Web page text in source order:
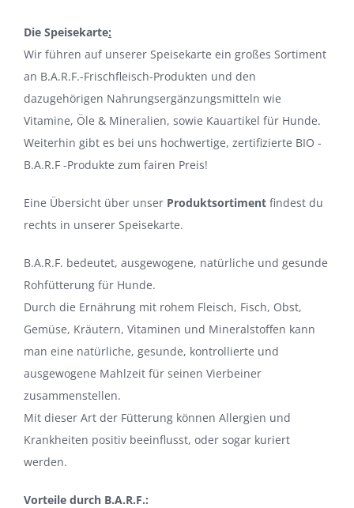
Die Speisekarte:
Wir führen auf unserer Speisekarte ein großes Sortiment
an B.A.R.F.-Frischfleisch-Produkten und den
dazugehörigen Nahrungsergänzungsmitteln wie
Vitamine, Öle & Mineralien, sowie Kauartikel für Hunde.
Weiterhin gibt es bei uns hochwertige, zertifizierte BIO -
B.A.R.F -Produkte zum fairen Preis!
Eine Übersicht über unserProduktsortimentfindest du
rechts in unserer Speisekarte.
B.A.R.F. bedeutet, ausgewogene, natürliche und gesunde
Rohfütterung für Hunde.
Durch die Ernährung mit rohem Fleisch, Fisch, Obst,
Gemüse, Kräutern, Vitaminen und Mineralstoffen kann
man eine natürliche, gesunde, kontrollierte und
ausgewogene Mahlzeit für seinen Vierbeiner
zusammenstellen.
Mit dieser Art der Fütterung können Allergien und
Krankheiten positiv beeinflusst, oder sogar kuriert
werden.
Vorteile durch B.A.R.F.: